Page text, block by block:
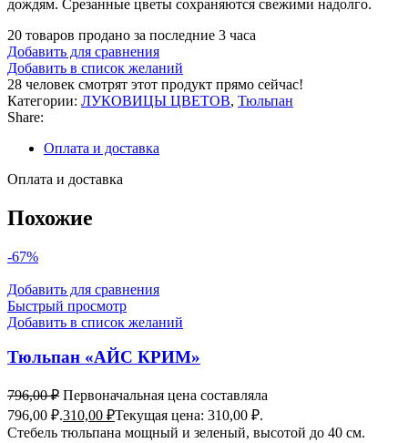
дождям. Срезанные цветы сохраняются свежими надолго.
20 товаров продано за последние 3 часа
Добавить для сравнения
Добавить в список желаний
28 человек смотрят этот продукт прямо сейчас!
Категории: ЛУКОВИЦЫ ЦВЕТОВ, Тюльпан
Share:
Оплата и доставка
Оплата и доставка
Похожие
-67%
Добавить для сравнения
Быстрый просмотр
Добавить в список желаний
Тюльпан «АЙС КРИМ»
796,00₽ Первоначальная цена составляла
796,00 ₽.310,00 ₽Текущая цена: 310,00 ₽.
Стебель тюльпана мощный и зеленый, высотой до 40 см.